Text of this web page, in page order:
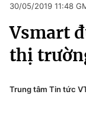
Chuyên mục
Chính trị
Pháp luật
Kinh tế
Thể thao
Truyền
Y tế
30/05/2019 11:48
Vsmart
thị
Trung tâm Tin tức